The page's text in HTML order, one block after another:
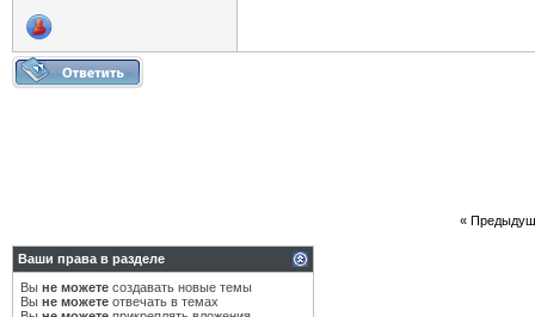
«
Ваши права в разделе
Вы не можете создавать новые темы
Вы не можете отвечать в темах